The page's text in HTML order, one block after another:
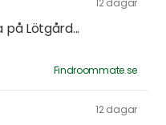
12 dagar
på Lötgård...
Findroommate.se
12 dagar